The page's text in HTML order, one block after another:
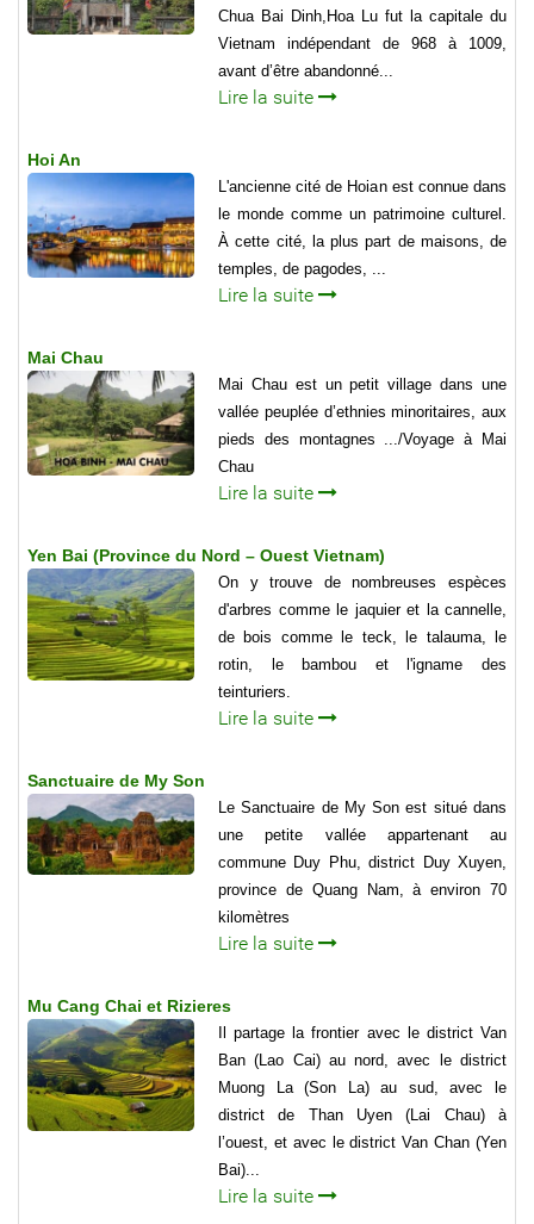
Chua Bai Dinh,Hoa Lu fut la capitale du
Vietnam indépendant de 968 à 1009,
avant d’être abandonné...
Lire la suite
Hoi An
L'ancienne cité de Hoian est connue dans
le monde comme un patrimoine culturel.
À cette cité, la plus part de maisons, de
temples, de pagodes, ...
Lire la suite
Mai Chau
Mai Chau est un petit village dans une
vallée peuplée d’ethnies minoritaires, aux
pieds des montagnes .../Voyage à Mai
Chau
Lire la suite
Yen Bai (Province du Nord – Ouest Vietnam)
On y trouve de nombreuses espèces
d'arbres comme le jaquier et la cannelle,
de bois comme le teck, le talauma, le
rotin, le bambou et l'igname des
teinturiers.
Lire la suite
Sanctuaire de My Son
Le Sanctuaire de My Son est situé dans
une petite vallée appartenant au
commune Duy Phu, district Duy Xuyen,
province de Quang Nam, à environ 70
kilomètres
Lire la suite
Mu Cang Chai et Rizieres
Il partage la frontier avec le district Van
Ban (Lao Cai) au nord, avec le district
Muong La (Son La) au sud, avec le
district de Than Uyen (Lai Chau) à
l’ouest, et avec le district Van Chan (Yen
Bai)...
Lire la suite